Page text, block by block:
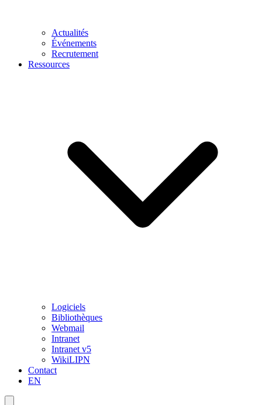
Actualités
Événements
Recrutement
Ressources
Logiciels
Bibliothèques
Webmail
Intranet
Intranet v5
WikiLIPN
Contact
EN